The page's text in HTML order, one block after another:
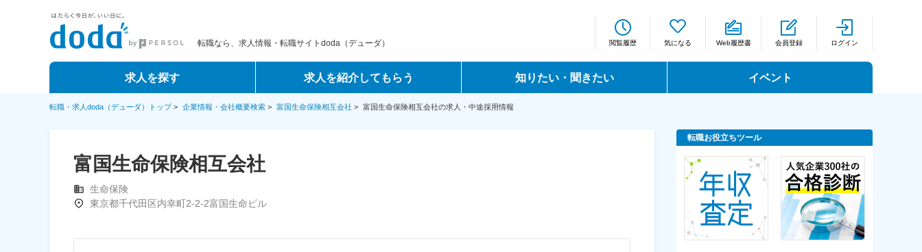
転職なら、求人情報・転職サイトdoda（デューダ） 閲覧履歴 気になる Web履歴書 会員登録 ログイン
求人を探す 求人を紹介してもらう 知りたい・聞きたい イベント
転職・求人doda（デューダ）トップ> 企業情報・会社概要検索 > 富国生命保険相互会社 > 富国生命保険相互会社の求人・中途採用情報
富国生命保険相互会社
生命保険
東京都千代田区内幸町2-2-2富国生命ビル
転職お役立ちツール